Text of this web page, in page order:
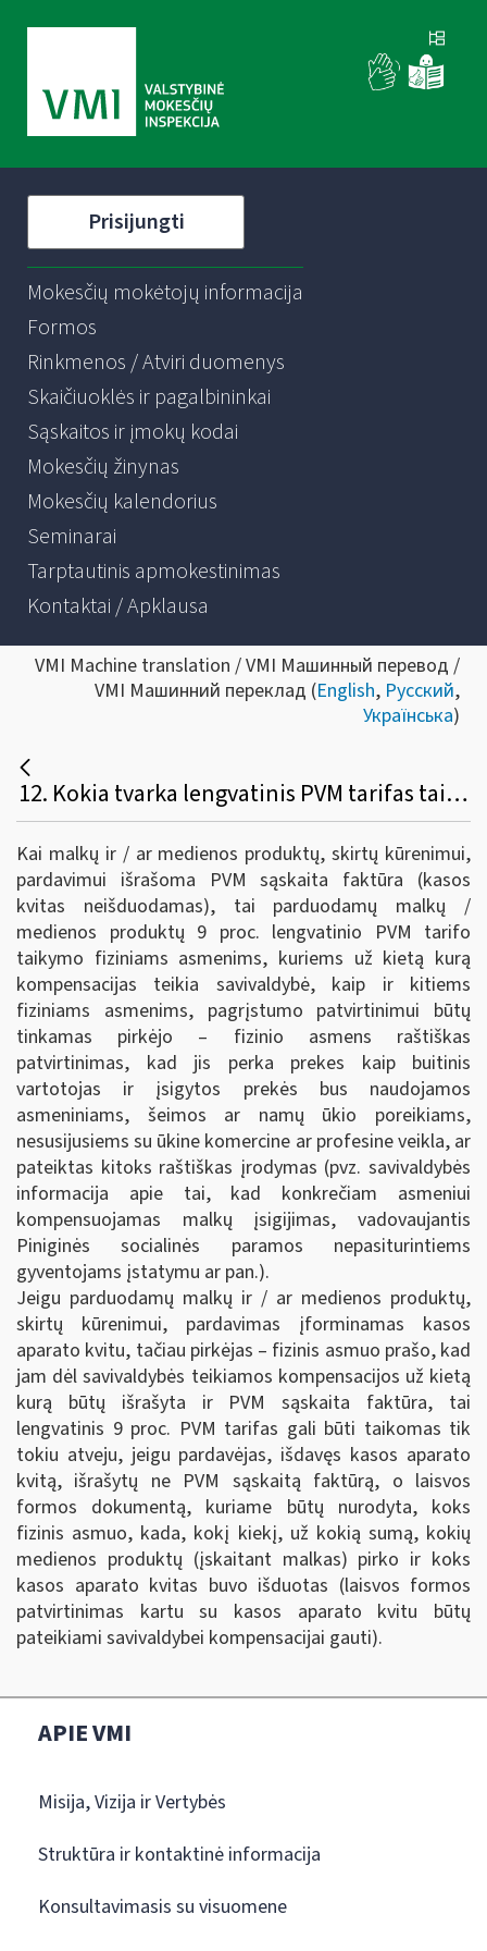
Prisijungti
Mokesčių mokėtojų informacija
Formos
Rinkmenos / Atviri duomenys
Skaičiuoklės ir pagalbininkai
Sąskaitos ir įmokų kodai
Mokesčių žinynas
Mokesčių kalendorius
Seminarai
Tarptautinis apmokestinimas
Kontaktai / Apklausa
VMI Machine translation / VMI Машинный перевод /
VMI Машинний переклад (English, Русский,
Українська)
12. Kokia tvarka lengvatinis PVM tarifas taikomas medienos produktams (įskaitant malkas), kai jie parduodami fiziniams asmenims, kuriems už kietą kurą kompensacijas teikia savivaldybė?
Kai malkų ir / ar medienos produktų, skirtų kūrenimui,
pardavimui išrašoma PVM sąskaita faktūra (kasos
kvitas neišduodamas), tai parduodamų malkų /
medienos produktų 9 proc. lengvatinio PVM tarifo
taikymo fiziniams asmenims, kuriems už kietą kurą
kompensacijas teikia savivaldybė, kaip ir kitiems
fiziniams asmenims, pagrįstumo patvirtinimui būtų
tinkamas pirkėjo – fizinio asmens raštiškas
patvirtinimas, kad jis perka prekes kaip buitinis
vartotojas ir įsigytos prekės bus naudojamos
asmeniniams, šeimos ar namų ūkio poreikiams,
nesusijusiems su ūkine komercine ar profesine veikla, ar
pateiktas kitoks raštiškas įrodymas (pvz. savivaldybės
informacija apie tai, kad konkrečiam asmeniui
kompensuojamas malkų įsigijimas, vadovaujantis
Piniginės socialinės paramos nepasiturintiems
gyventojams įstatymu ar pan.).
Jeigu parduodamų malkų ir / ar medienos produktų,
skirtų kūrenimui, pardavimas įforminamas kasos
aparato kvitu, tačiau pirkėjas – fizinis asmuo prašo, kad
jam dėl savivaldybės teikiamos kompensacijos už kietą
kurą būtų išrašyta ir PVM sąskaita faktūra, tai
lengvatinis 9 proc. PVM tarifas gali būti taikomas tik
tokiu atveju, jeigu pardavėjas, išdavęs kasos aparato
kvitą, išrašytų ne PVM sąskaitą faktūrą, o laisvos
formos dokumentą, kuriame būtų nurodyta, koks
fizinis asmuo, kada, kokį kiekį, už kokią sumą, kokių
medienos produktų (įskaitant malkas) pirko ir koks
kasos aparato kvitas buvo išduotas (laisvos formos
patvirtinimas kartu su kasos aparato kvitu būtų
pateikiami savivaldybei kompensacijai gauti).
APIE VMI
Misija, Vizija ir Vertybės
Struktūra ir kontaktinė informacija
Konsultavimasis su visuomene